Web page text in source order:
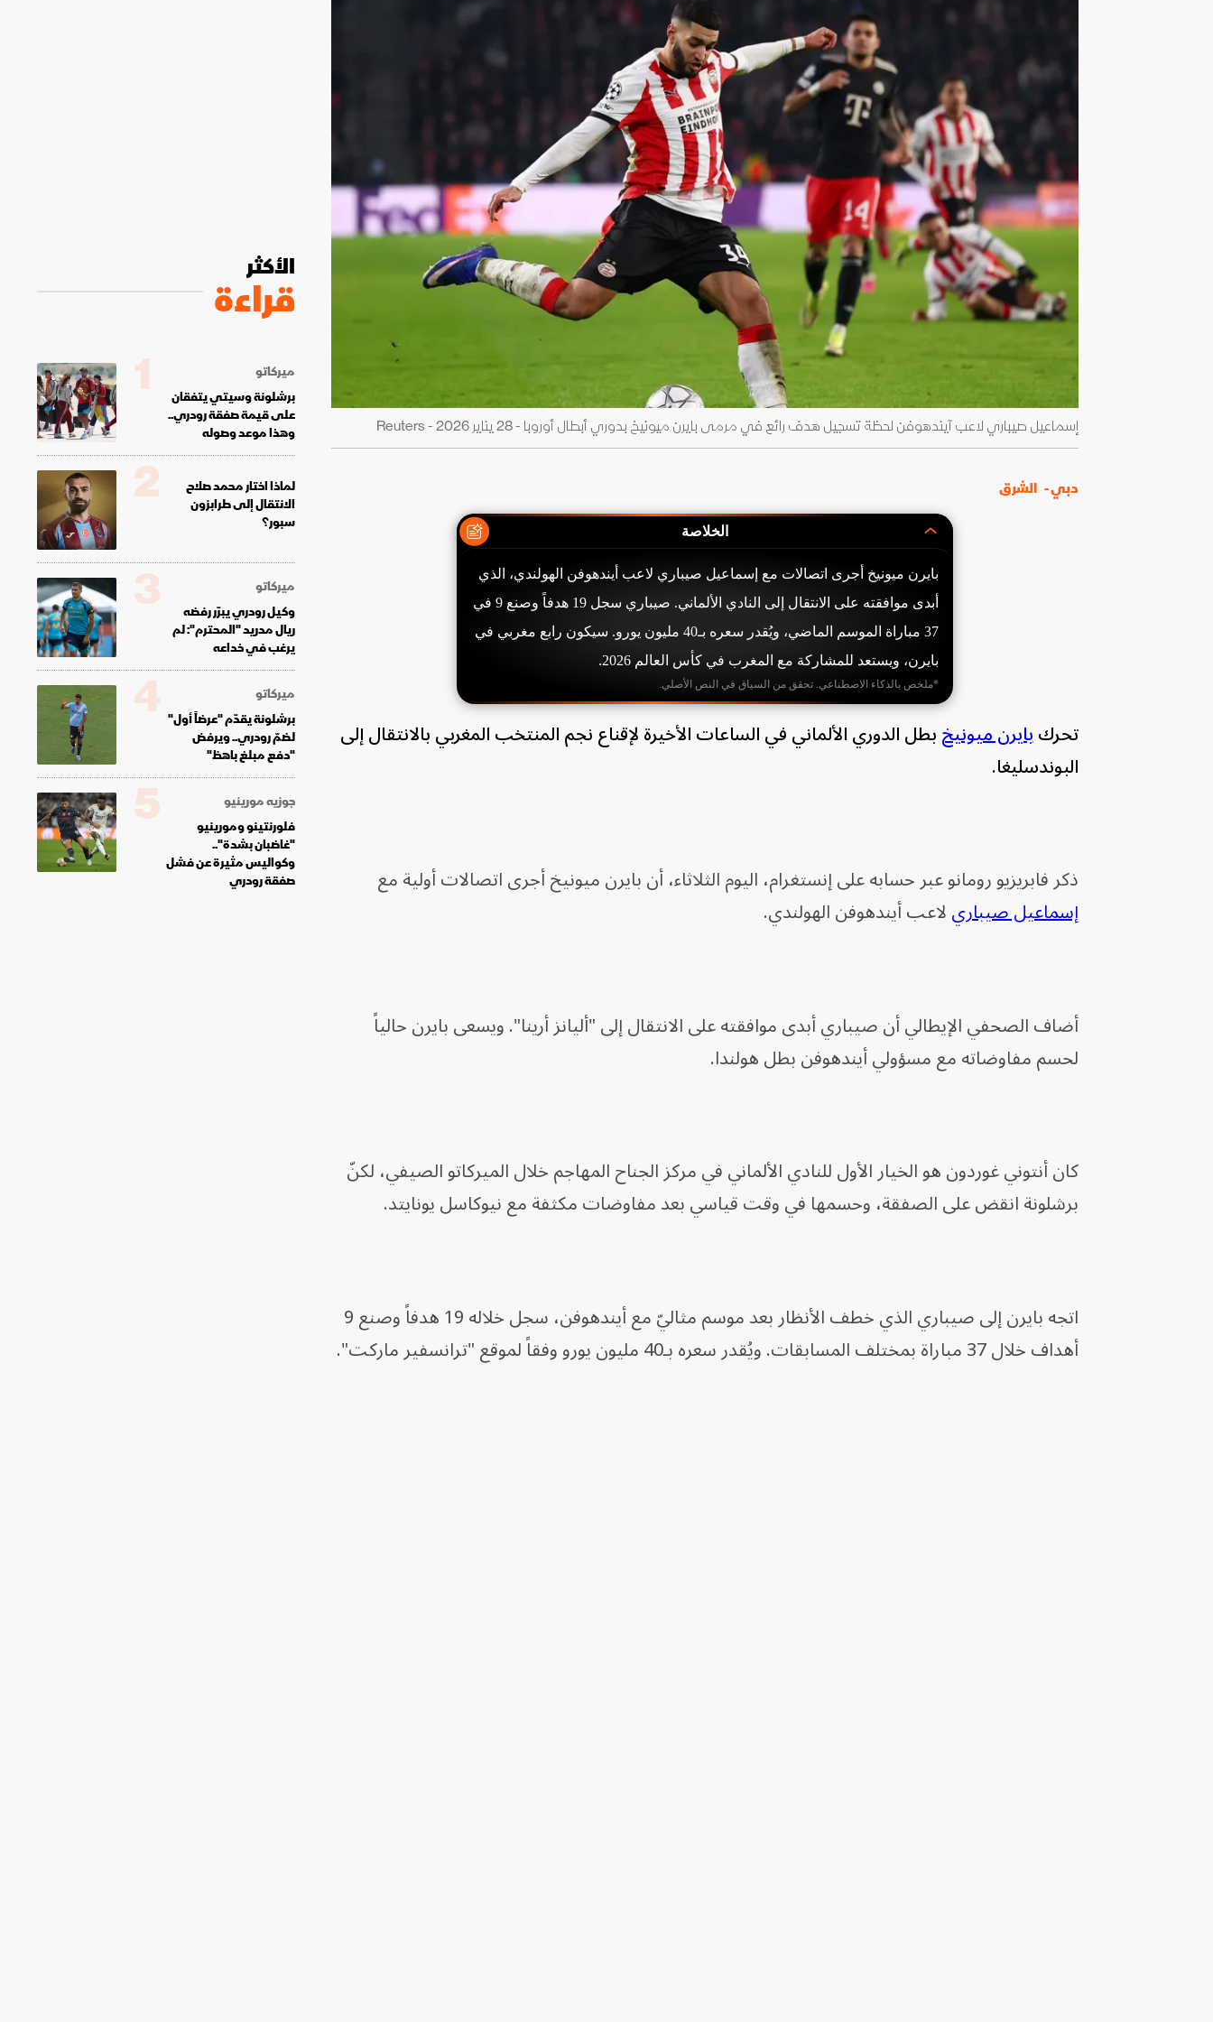
تصفيات أفريقيا لكأس العالم
الدوري الإنجليزي الممتاز
أمين غويري
إسماعيل صيباري لاعب آيندهوفن لحظة تسجيل هدف رائع في مرمى بايرن ميونيخ بدوري أبطال أوروبا - 28 يناير 2026 - Reuters
دبي - الشرق
الخلاصة
بايرن ميونيخ أجرى اتصالات مع إسماعيل صيباري لاعب أيندهوفن الهولندي، الذي
أبدى موافقته على الانتقال إلى النادي الألماني. صيباري سجل 19 هدفاً وصنع 9 في
37 مباراة الموسم الماضي، ويُقدر سعره بـ40 مليون يورو. سيكون رابع مغربي في
بايرن، ويستعد للمشاركة مع المغرب في كأس العالم 2026.
*ملخص بالذكاء الاصطناعي. تحقق من السياق في النص الأصلي.
تحركبايرن ميونيخبطل الدوري الألماني في الساعات الأخيرة لإقناع نجم المنتخب المغربي بالانتقال إلى
البوندسليغا.
ذكر فابريزيو رومانو عبر حسابه على إنستغرام، اليوم الثلاثاء، أن بايرن ميونيخ أجرى اتصالات أولية مع
إسماعيل صيباريلاعب أيندهوفن الهولندي.
أضاف الصحفي الإيطالي أن صيباري أبدى موافقته على الانتقال إلى "أليانز أرينا". ويسعى بايرن حالياً
لحسم مفاوضاته مع مسؤولي أيندهوفن بطل هولندا.
كان أنتوني غوردون هو الخيار الأول للنادي الألماني في مركز الجناح المهاجم خلال الميركاتو الصيفي، لكنّ
برشلونة انقض على الصفقة، وحسمها في وقت قياسي بعد مفاوضات مكثفة مع نيوكاسل يونايتد.
اتجه بايرن إلى صيباري الذي خطف الأنظار بعد موسم مثاليّ مع أيندهوفن، سجل خلاله 19 هدفاً وصنع 9
أهداف خلال 37 مباراة بمختلف المسابقات. ويُقدر سعره بـ40 مليون يورو وفقاً لموقع "ترانسفير ماركت".
الأكثر
قراءة
ميركاتو
برشلونة وسيتي يتفقان
على قيمة صفقة رودري..
وهذا موعد وصوله
1
لماذا اختار محمد صلاح
الانتقال إلى طرابزون
سبور؟
2
ميركاتو
وكيل رودري يبرّر رفضه
ريال مدريد "المحترم": لم
يرغب في خداعه
3
ميركاتو
برشلونة يقدّم "عرضاً أول"
لضمّ رودري.. ويرفض
"دفع مبلغ باهظ"
4
جوزيه مورينيو
فلورنتينو ومورينيو
"غاضبان بشدة"..
وكواليس مثيرة عن فشل
صفقة رودري
5